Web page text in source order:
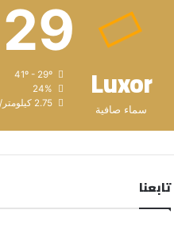
Luxor
سماء صافية
29
41º - 29º
24%
2.75 كيلومتر/ساعة
تابعنا